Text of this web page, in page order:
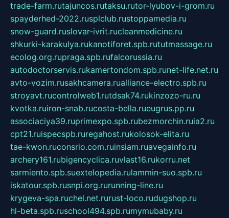
trade-farm.rutajuncos.rutaksu.rutor-lyubov-i-grom.ru
spayderhed-2022.rusplclub.rustoppamedia.ru
snow-guard.ruslovar-ivrit.rucleanmedicine.ru
shkurki-karakulya.rukanotiforet.spb.rututmassage.ru
ecolog.org.rupraga.spb.rufalcorussia.ru
autodoctorservis.rukamertondom.spb.runet-life.net.ru
avto-vozim.rusakhcamera.rualliance-electro.spb.ru
stroyavt.rucontrolweb1.rutdsak74.rukinzozo-ru.ru
kvotka.ruiron-snab.rucosta-bella.rueugrus.pp.ru
associaciya39.ruprimexpo.spb.rubezmorchin.ruia2.ru
cpt21.ruispecspb.ruregahost.rukolosok-elita.ru
tae-kwon.ruconsrio.com.ruinsiam.ruavegainfo.ru
archery161.rubigencyclica.ruvlast16.rukorru.net
sarmiento.spb.suextelopedia.rulammin-suo.spb.ru
iskatour.spb.rusnpi.org.rurunning-line.ru
krygeva-spa.ruchel.net.rurust-loco.rudugshop.ru
hl-beta.spb.ruschool494.spb.rumymubaby.ru